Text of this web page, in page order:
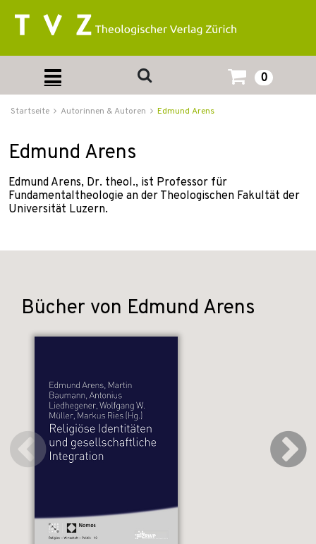
0
Startseite Autorinnen & Autoren Edmund Arens
Edmund Arens
Edmund Arens, Dr. theol., ist Professor für
Fundamentaltheologie an der Theologischen Fakultät der
Universität Luzern.
Bücher von Edmund Arens